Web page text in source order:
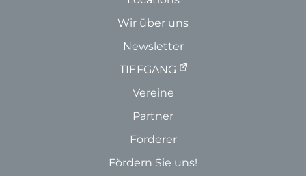
Wir über uns
Newsletter
TIEFGANG
Vereine
Partner
Förderer
Fördern Sie uns!